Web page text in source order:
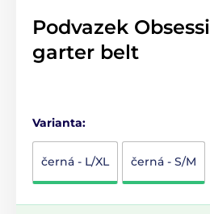
Podvazek
garter belt
Varianta:
černá - L/XL černá - S/M